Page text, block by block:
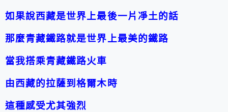
如果說西藏是世界上最後一片凈土的話
那麼青藏鐵路就是世界上最美的鐵路
當我搭乘青藏鐵路火車
由西藏的拉薩到格爾木時
這種感受尤其強烈